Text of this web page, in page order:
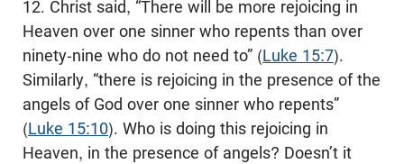
12. Christ said, “There will be more rejoicing in
Heaven over one sinner who repents than over
ninety-nine who do not need to” (Luke 15:7).
Similarly, “there is rejoicing in the presence of the
angels of God over one sinner who repents”
(Luke 15:10). Who is doing this rejoicing in
Heaven, in the presence of angels? Doesn’t it